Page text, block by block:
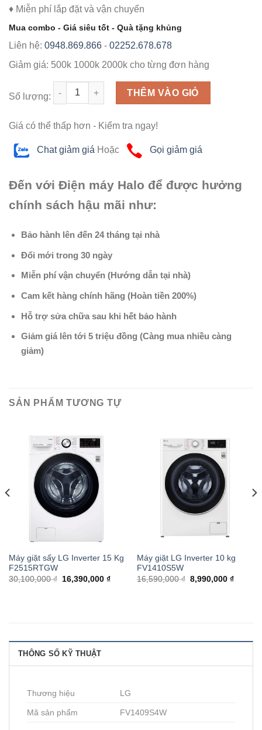
♦ Miễn phí lắp đặt và vận chuyển
Mua combo - Giá siêu tốt - Quà tặng khủng
Liên hệ: 0948.869.866 - 02252.678.678
Giảm giá: 500k 1000k 2000k cho từng đơn hàng
Số lượng:
Số lượng THÊM VÀO GIỎ
Giá có thể thấp hơn - Kiểm tra ngay!
Chat giảm giá Hoặc Gọi giảm giá
Đến với Điện máy Halo để được hưởng
chính sách hậu mãi như:
Bảo hành lên đến 24 tháng tại nhà
Đổi mới trong 30 ngày
Miễn phí vận chuyển (Hướng dẫn tại nhà)
Cam kết hàng chính hãng (Hoàn tiền 200%)
Hỗ trợ sửa chữa sau khi hết bảo hành
Giảm giá lên tới 5 triệu đồng (Càng mua nhiều càng
giảm)
SẢN PHẨM TƯƠNG TỰ
Máy giặt sấy LG Inverter 15 Kg
F2515RTGW
30,100,000 ₫
16,390,000 ₫
Máy giặt LG Inverter 10 kg
FV1410S5W
16,590,000 ₫ 8,990,000 ₫
THÔNG SỐ KỸ THUẬT
Thương hiệu LG
Mã sản phẩm FV1409S4W